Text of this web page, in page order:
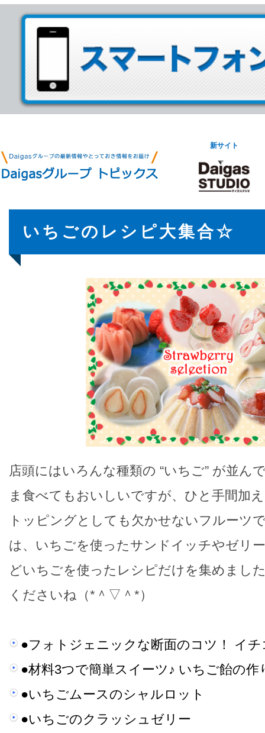
新サイト
いちごのレシピ大集合☆
店頭にはいろんな種類の “いちご” が並
ま食べてもおいしいですが、ひと手間加
トッピングとしても欠かせないフルーツ
は、いちごを使ったサンドイッチやゼリ
どいちごを使ったレシピだけを集めまし
くださいね（*＾▽＾*）
●フォトジェニックな断面のコツ！ イ
●材料3つで簡単スイーツ♪ いちご飴の作
●いちごムースのシャルロット
●いちごのクラッシュゼリー